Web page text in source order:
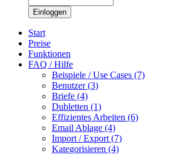
Start
Preise
Funktionen
FAQ / Hilfe
Beispiele / Use Cases (7)
Benutzer (3)
Briefe (4)
Dubletten (1)
Effizientes Arbeiten (6)
Email Ablage (4)
Import / Export (7)
Kategorisieren (4)